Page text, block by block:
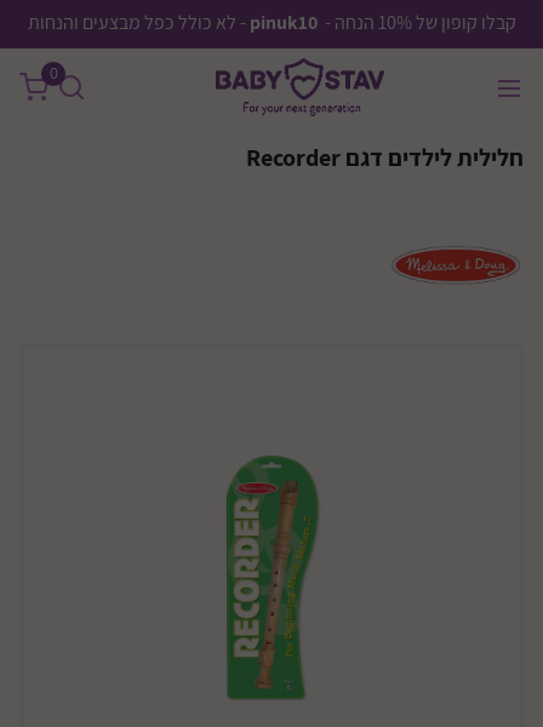
קבלו קופון של 10% הנחה - pinuk10 - לא כולל כפל מבצעים והנחות
0
חלילית לילדים דגם Recorder